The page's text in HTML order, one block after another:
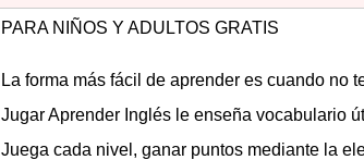
PARA NIÑOS Y ADULTOS GRATIS
La forma más fácil de aprender es cuando no
Jugar Aprender Inglés le enseña vocabulario
Juega cada nivel, ganar puntos mediante la